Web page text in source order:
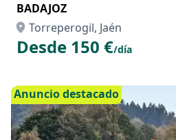
BADAJOZ
Torreperogil, Jaén
Desde 150 €/día
Anuncio destacado